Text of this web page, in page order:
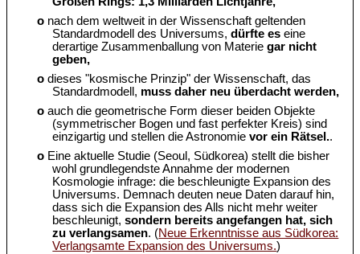
o nach dem weltweit in der Wissenschaft geltenden
Standardmodell des Universums,dürfte eseine
derartige Zusammenballung von Materiegar nicht
geben,
o dieses "kosmische Prinzip" der Wissenschaft, das
Standardmodell, muss daher neu überdacht werden,
o auch die geometrische Form dieser beiden Objekte
(symmetrischer Bogen und fast perfekter Kreis) sind
einzigartig und stellen die Astronomievor ein Rätsel..
o Eine aktuelle Studie (Seoul, Südkorea) stellt die bisher
wohl grundlegendste Annahme der modernen
Kosmologie infrage: die beschleunigte Expansion des
Universums. Demnach deuten neue Daten darauf hin,
dass sich die Expansion des Alls nicht mehr weiter
beschleunigt,sondern bereits angefangen hat, sich
zu verlangsamen. (Neue Erkenntnisse aus Südkorea:
Verlangsamte Expansion des Universums.)